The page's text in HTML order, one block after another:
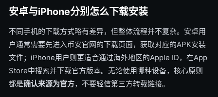
安卓与iPhone分别怎么下载安装
不同手机的下载方式略有差异，但整体流程并不复杂。安卓用
户通常需要先进入币安官网的下载页面，获取对应的APK安装
文件；iPhone用户则更适合通过海外地区的Apple ID，在App
Store中搜索并下载官方版本。无论使用哪种设备，核心原则
都是确认来源为官方，不要轻信第三方转载链接。